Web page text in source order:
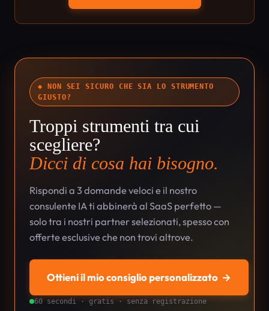
◆ NON SEI SICURO CHE SIA LO STRUMENTO
GIUSTO?
Troppi strumenti tra cui
scegliere?
Dicci di cosa hai bisogno.
Rispondi a 3 domande veloci e il nostro
consulente IA ti abbinerà al SaaS perfetto —
solo tra i nostri partner selezionati, spesso con
offerte esclusive che non trovi altrove.
Ottieni il mio consiglio personalizzato →
60 secondi · gratis · senza registrazione